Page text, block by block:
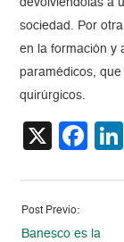
devolviéndolas a
sociedad. Por
en la formación y
paramédicos,
quirúrgicos.
X
Post Previo:
Banesco es la